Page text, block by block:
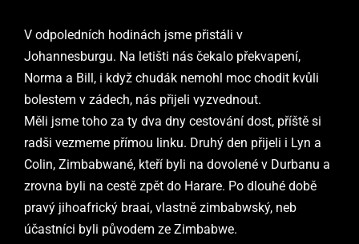
V odpoledních hodinách jsme přistáli v
Johannesburgu. Na letišti nás čekalo překvapení,
Norma a Bill, i když chudák nemohl moc chodit kvůli
bolestem v zádech, nás přijeli vyzvednout.
Měli jsme toho za ty dva dny cestování dost, příště si
radši vezmeme přímou linku. Druhý den přijeli i Lyn a
Colin, Zimbabwané, kteří byli na dovolené v Durbanu a
zrovna byli na cestě zpět do Harare. Po dlouhé době
pravý jihoafrický braai, vlastně zimbabwský, neb
účastníci byli původem ze Zimbabwe.